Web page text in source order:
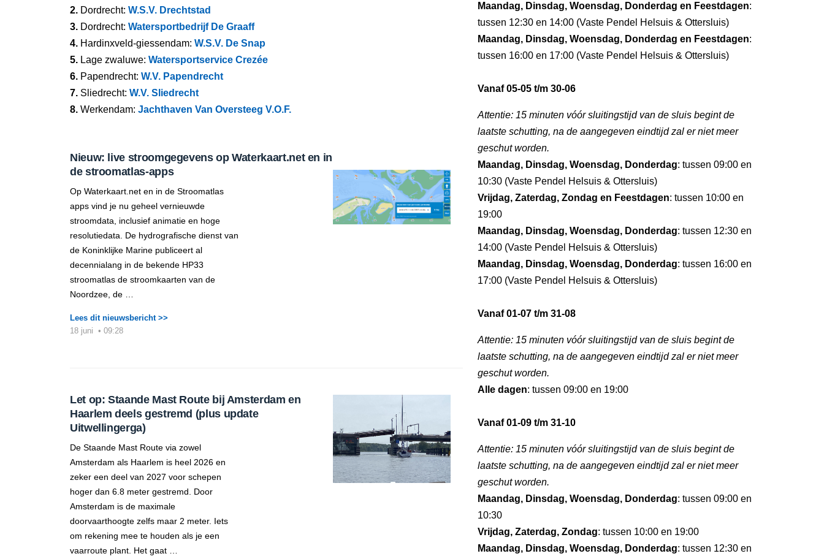
2. Dordrecht: W.S.V. Drechtstad
3. Dordrecht: Watersportbedrijf De Graaff
4. Hardinxveld-giessendam: W.S.V. De Snap
5. Lage zwaluwe: Watersportservice Crezée
6. Papendrecht: W.V. Papendrecht
7. Sliedrecht: W.V. Sliedrecht
8. Werkendam: Jachthaven Van Oversteeg V.O.F.
Nieuw: live stroomgegevens op Waterkaart.net en in
de stroomatlas-apps
Op Waterkaart.net en in de Stroomatlas
apps vind je nu geheel vernieuwde
stroomdata, inclusief animatie en hoge
resolutiedata. De hydrografische dienst van
de Koninklijke Marine publiceert al
decennialang in de bekende HP33
stroomatlas de stroomkaarten van de
Noordzee, de …
Lees dit nieuwsbericht >>
18 juni • 09:28
Let op: Staande Mast Route bij Amsterdam en
Haarlem deels gestremd (plus update
Uitwellingerga)
De Staande Mast Route via zowel
Amsterdam als Haarlem is heel 2026 en
zeker een deel van 2027 voor schepen
hoger dan 6.8 meter gestremd. Door
Amsterdam is de maximale
doorvaarthoogte zelfs maar 2 meter. Iets
om rekening mee te houden als je een
vaarroute plant. Het gaat …
Maandag, Dinsdag, Woensdag, Donderdag en Feestdagen:
tussen 12:30 en 14:00 (Vaste Pendel Helsuis & Ottersluis)
Maandag, Dinsdag, Woensdag, Donderdag en Feestdagen:
tussen 16:00 en 17:00 (Vaste Pendel Helsuis & Ottersluis)
Vanaf 05-05 t/m 30-06
Attentie: 15 minuten vóór sluitingstijd van de sluis begint de
laatste schutting, na de aangegeven eindtijd zal er niet meer
geschut worden.
Maandag, Dinsdag, Woensdag, Donderdag: tussen 09:00 en
10:30 (Vaste Pendel Helsuis & Ottersluis)
Vrijdag, Zaterdag, Zondag en Feestdagen: tussen 10:00 en
19:00
Maandag, Dinsdag, Woensdag, Donderdag: tussen 12:30 en
14:00 (Vaste Pendel Helsuis & Ottersluis)
Maandag, Dinsdag, Woensdag, Donderdag: tussen 16:00 en
17:00 (Vaste Pendel Helsuis & Ottersluis)
Vanaf 01-07 t/m 31-08
Attentie: 15 minuten vóór sluitingstijd van de sluis begint de
laatste schutting, na de aangegeven eindtijd zal er niet meer
geschut worden.
Alle dagen: tussen 09:00 en 19:00
Vanaf 01-09 t/m 31-10
Attentie: 15 minuten vóór sluitingstijd van de sluis begint de
laatste schutting, na de aangegeven eindtijd zal er niet meer
geschut worden.
Maandag, Dinsdag, Woensdag, Donderdag: tussen 09:00 en
10:30
Vrijdag, Zaterdag, Zondag: tussen 10:00 en 19:00
Maandag, Dinsdag, Woensdag, Donderdag: tussen 12:30 en